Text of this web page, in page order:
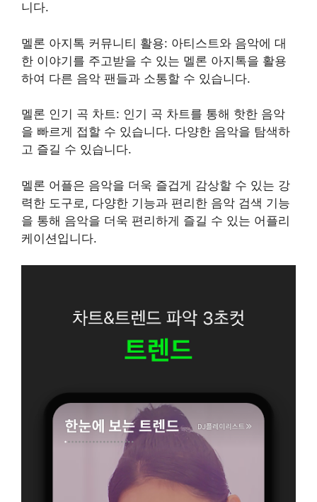
니다.
멜론 아지톡 커뮤니티 활용: 아티스트와 음악에 대
한 이야기를 주고받을 수 있는 멜론 아지톡을 활용
하여 다른 음악 팬들과 소통할 수 있습니다.
멜론 인기 곡 차트: 인기 곡 차트를 통해 핫한 음악
을 빠르게 접할 수 있습니다. 다양한 음악을 탐색하
고 즐길 수 있습니다.
멜론 어플은 음악을 더욱 즐겁게 감상할 수 있는 강
력한 도구로, 다양한 기능과 편리한 음악 검색 기능
을 통해 음악을 더욱 편리하게 즐길 수 있는 어플리
케이션입니다.